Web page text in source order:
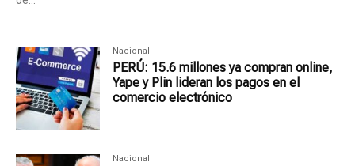
Nacional
PERÚ: 15.6 millones ya compran online,
Yape y Plin lideran los pagos en el
comercio electrónico
Nacional